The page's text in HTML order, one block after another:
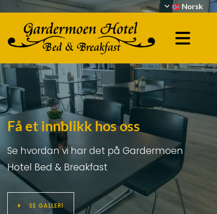
Norsk
Få et innblikk hos oss
Se hvordan vi har det på Gardermoen
Hotel Bed & Breakfast
SE GALLERI